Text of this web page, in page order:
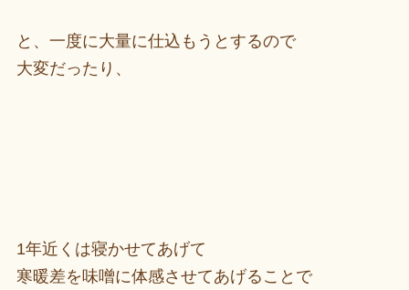
と、一度に大量に仕込もうとするので
大変だったり、
1年近くは寝かせてあげて
寒暖差を味噌に体感させてあげることで